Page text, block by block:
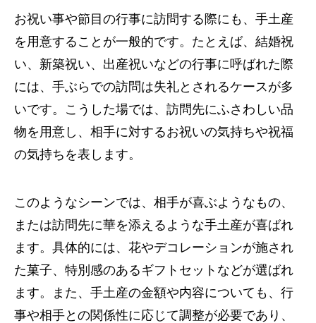
お祝い事や節目の行事に訪問する際にも、手土産
を用意することが一般的です。たとえば、結婚祝
い、新築祝い、出産祝いなどの行事に呼ばれた際
には、手ぶらでの訪問は失礼とされるケースが多
いです。こうした場では、訪問先にふさわしい品
物を用意し、相手に対するお祝いの気持ちや祝福
の気持ちを表します。
このようなシーンでは、相手が喜ぶようなもの、
または訪問先に華を添えるような手土産が喜ばれ
ます。具体的には、花やデコレーションが施され
た菓子、特別感のあるギフトセットなどが選ばれ
ます。また、手土産の金額や内容についても、行
事や相手との関係性に応じて調整が必要であり、